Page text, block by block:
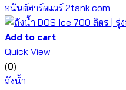
Add to cart
Quick View
(0)
ถังน้ำ